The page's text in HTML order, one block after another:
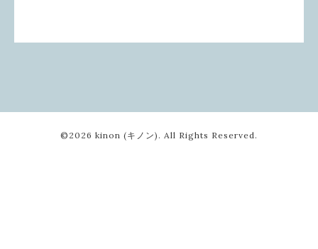
©2026 kinon (キノン) . All Rights Reserved.